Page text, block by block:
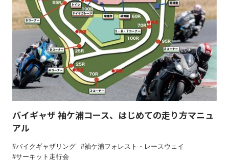
バイギャザ 袖ケ浦コース、はじめての走り方マニュ
アル
バイクギャザリング
袖ケ浦フォレスト・レースウェイ
サーキット走行会